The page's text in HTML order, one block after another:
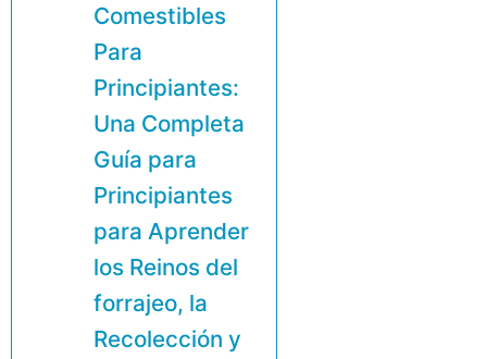
Comestibles
Para
Principiantes:
Una Completa
Guía para
Principiantes
para Aprender
los Reinos del
forrajeo, la
Recolección y